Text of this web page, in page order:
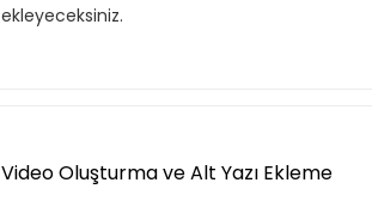
ekleyeceksiniz.
Video Oluşturma ve Alt Yazı Ekleme